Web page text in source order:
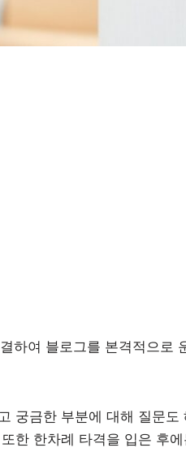
하여 블로그를 본격적으로
궁금한 부분에 대해 질문도
한 한차례 타격을 입은 후